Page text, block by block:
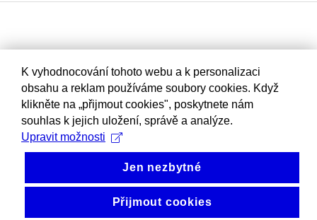
K vyhodnocování tohoto webu a k personalizaci
obsahu a reklam používáme soubory cookies. Když
klikněte na „přijmout cookies", poskytnete nám
souhlas k jejich uložení, správě a analýze.
Upravit možnosti
Jen nezbytné
Přijmout cookies